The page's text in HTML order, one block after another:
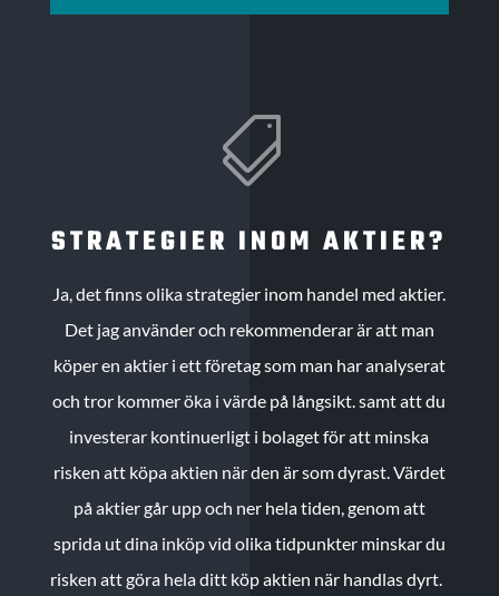

STRATEGIER INOM AKTIER?
Ja, det finns olika strategier inom handel med aktier.
Det jag använder och rekommenderar är att man
köper en aktier i ett företag som man har analyserat
och tror kommer öka i värde på långsikt. samt att du
investerar kontinuerligt i bolaget för att minska
risken att köpa aktien när den är som dyrast. Värdet
på aktier går upp och ner hela tiden, genom att
sprida ut dina inköp vid olika tidpunkter minskar du
risken att göra hela ditt köp aktien när handlas dyrt.